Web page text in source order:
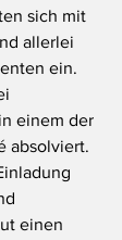
sich mit
allerlei
ein.
einem der
absolviert.
einen